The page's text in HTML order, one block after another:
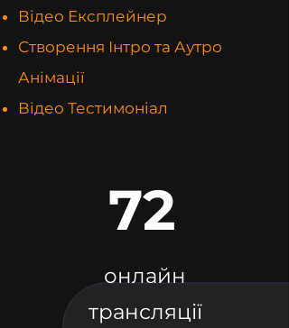
Відео Експлейнер
Створення Інтро та Аутро
Анімації
Відео Тестимоніал
72
онлайн
трансляції